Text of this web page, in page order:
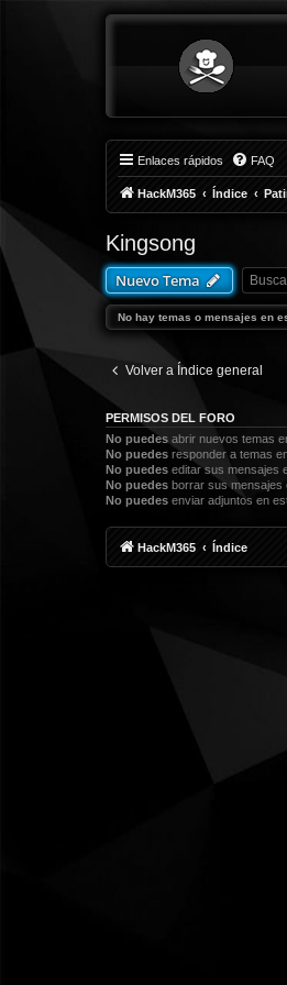
Enlaces rápidos FAQ
HackM365 Índice
Kingsong
Nuevo Tema
No hay temas o mensajes en
Volver a Índice general
PERMISOS DEL FORO
No puedes abrir nuevos temas
No puedes responder a temas
No puedes editar sus mensajes
No puedes borrar sus mensajes
No puedes enviar adjuntos en
HackM365 Índice